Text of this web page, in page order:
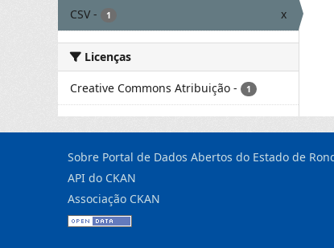
CSV - 1 x
Licenças
Creative Commons Atribuição - 1
Sobre Portal de Dados Abertos do Estado de
API do CKAN
Associação CKAN